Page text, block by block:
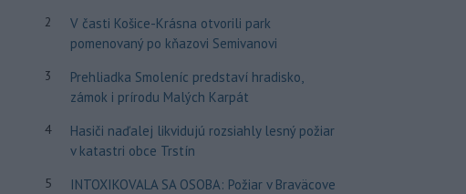
2
V časti Košice-Krásna otvorili park
pomenovaný po kňazovi Semivanovi
3
Prehliadka Smoleníc predstaví hradisko,
zámok i prírodu Malých Karpát
4
Hasiči naďalej likvidujú rozsiahly lesný požiar
v katastri obce Trstín
5
INTOXIKOVALA SA OSOBA: Požiar v Braväcove